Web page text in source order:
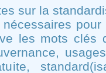
sur la
les mots clés